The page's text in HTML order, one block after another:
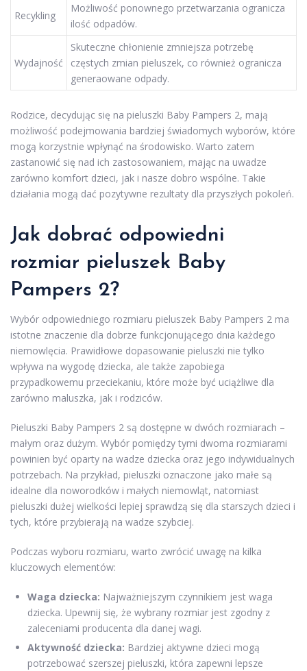
Recykling
Możliwość ponownego przetwarzania ogranicza
ilość odpadów.
Wydajność
Skuteczne chłonienie zmniejsza potrzebę
częstych zmian pieluszek, co również ogranicza
generaowane odpady.
Rodzice, decydując się na pieluszki Baby Pampers 2, mają
możliwość podejmowania bardziej świadomych wyborów, które
mogą korzystnie wpłynąć na środowisko. Warto zatem
zastanowić się nad ich zastosowaniem, mając na uwadze
zarówno komfort dzieci, jak i nasze dobro wspólne. Takie
działania mogą dać pozytywne rezultaty dla przyszłych pokoleń.
Jak dobrać odpowiedni
rozmiar pieluszek Baby
Pampers 2?
Wybór odpowiedniego rozmiaru pieluszek Baby Pampers 2 ma
istotne znaczenie dla dobrze funkcjonującego dnia każdego
niemowlęcia. Prawidłowe dopasowanie pieluszki nie tylko
wpływa na wygodę dziecka, ale także zapobiega
przypadkowemu przeciekaniu, które może być uciążliwe dla
zarówno maluszka, jak i rodziców.
Pieluszki Baby Pampers 2 są dostępne w dwóch rozmiarach –
małym oraz dużym. Wybór pomiędzy tymi dwoma rozmiarami
powinien być oparty na wadze dziecka oraz jego indywidualnych
potrzebach. Na przykład, pieluszki oznaczone jako małe są
idealne dla noworodków i małych niemowląt, natomiast
pieluszki dużej wielkości lepiej sprawdzą się dla starszych dzieci i
tych, które przybierają na wadze szybciej.
Podczas wyboru rozmiaru, warto zwrócić uwagę na kilka
kluczowych elementów:
Waga dziecka: Najważniejszym czynnikiem jest waga
dziecka. Upewnij się, że wybrany rozmiar jest zgodny z
zaleceniami producenta dla danej wagi.
Aktywność dziecka: Bardziej aktywne dzieci mogą
potrzebować szerszej pieluszki, która zapewni lepsze